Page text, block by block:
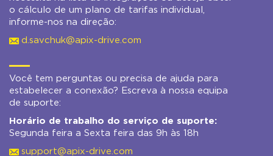
o cálculo de um plano de tarifas individual,
informe-nos na direção:
d.savchuk@apix-drive.com
Você tem perguntas ou precisa de ajuda para
estabelecer a conexão? Escreva à nossa equipa
de suporte:
Horário de trabalho do serviço de suporte:
Segunda feira a Sexta feira das 9h às 18h
support@apix-drive.com